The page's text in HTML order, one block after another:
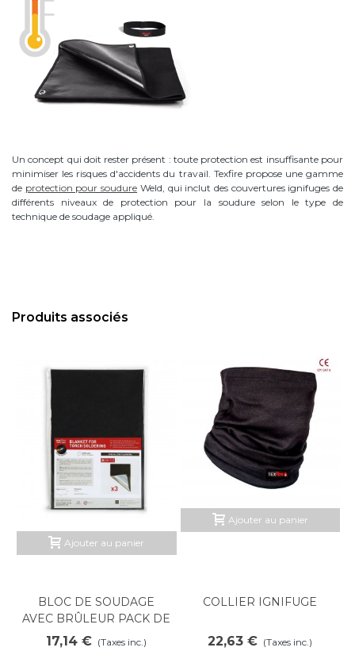
Un concept qui doit rester présent : toute protection est insuffisante pour
minimiser les risques d'accidents du travail. Texfire propose une gamme
de protection pour soudure Weld, qui inclut des couvertures ignifuges de
différents niveaux de protection pour la soudure selon le type de
technique de soudage appliqué.
Produits associés
Ajouter au panier
BLOC DE SOUDAGE
AVEC BRÛLEUR PACK DE
3 UDS
17,14 € (Taxes inc.)
Ajouter au panier
COLLIER IGNIFUGE
22,63 € (Taxes inc.)